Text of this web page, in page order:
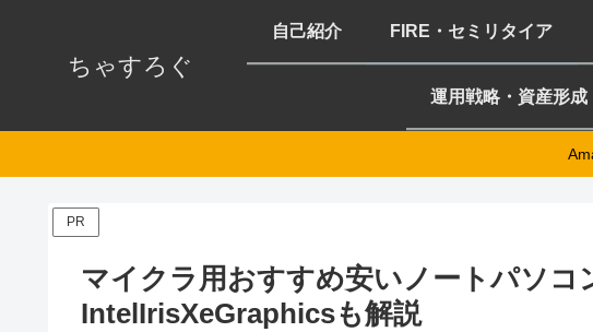
ちゃすろぐ
自己紹介 FIRE・セミリタイア
運用戦略・資産形成
PR
マイクラ用おすすめ安いノートパソコ
IntelIrisXeGraphicsも解説